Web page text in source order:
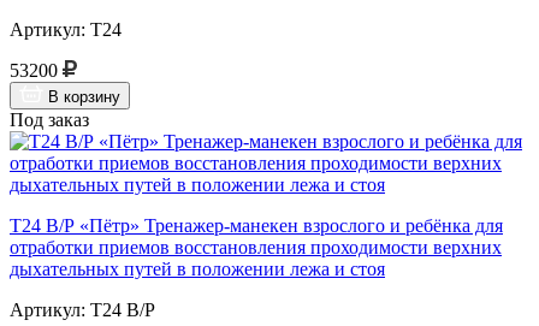
Артикул: Т24
53200
В корзину
Под заказ
Т24 В/Р «Пётр» Тренажер-манекен взрослого и ребёнка для
отработки приемов восстановления проходимости верхних
дыхательных путей в положении лежа и стоя
Артикул: Т24 В/Р